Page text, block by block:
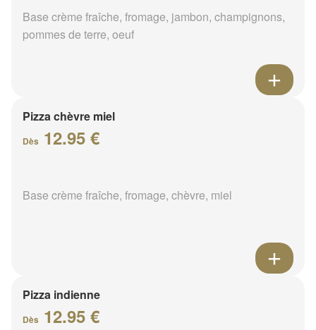
Base crème fraîche, fromage, jambon, champignons,
pommes de terre, oeuf
Pizza chèvre miel
Dès 12.95 €
Base crème fraîche, fromage, chèvre, miel
Pizza indienne
Dès 12.95 €